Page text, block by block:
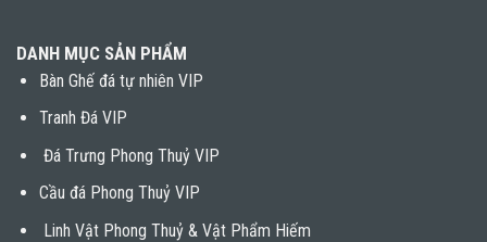
DANH MỤC SẢN PHẨM
Bàn Ghế đá tự nhiên VIP
Tranh Đá VIP
Đá Trưng Phong Thuỷ VIP
Cầu đá Phong Thuỷ VIP
Linh Vật Phong Thuỷ & Vật Phẩm Hiếm